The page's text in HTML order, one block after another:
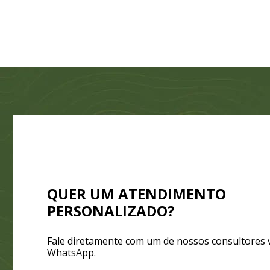
QUER UM ATENDIMENTO
PERSONALIZADO?
Fale diretamente com um de nossos consultores
WhatsApp.